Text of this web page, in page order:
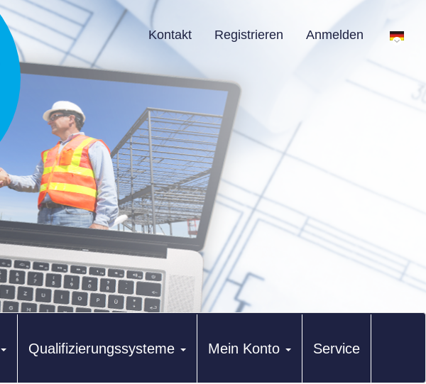
Kontakt Registrieren Anmelden
Qualifizierungssysteme Mein Konto Service